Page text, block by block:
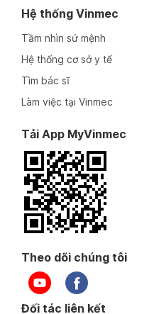
Hệ thống Vinmec
Tầm nhìn sứ mệnh
Hệ thống cơ sở y tế
Tìm bác sĩ
Làm việc tại Vinmec
Tải App MyVinmec
Theo dõi chúng tôi
Đối tác liên kết